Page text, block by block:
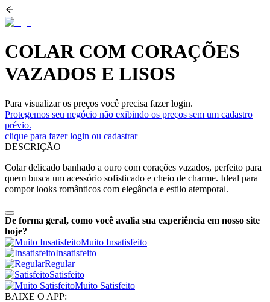
COLAR COM CORAÇÕES
VAZADOS E LISOS
Para visualizar os preços você precisa fazer login.
Protegemos seu negócio não exibindo os preços sem um cadastro
prévio.
clique para fazer login ou cadastrar
DESCRIÇÃO
Colar delicado banhado a ouro com corações vazados, perfeito para
quem busca um acessório sofisticado e cheio de charme. Ideal para
compor looks românticos com elegância e estilo atemporal.
De forma geral, como você avalia sua experiência em nosso site
hoje?
Muito Insatisfeito
Insatisfeito
Regular
Satisfeito
Muito Satisfeito
BAIXE O APP: